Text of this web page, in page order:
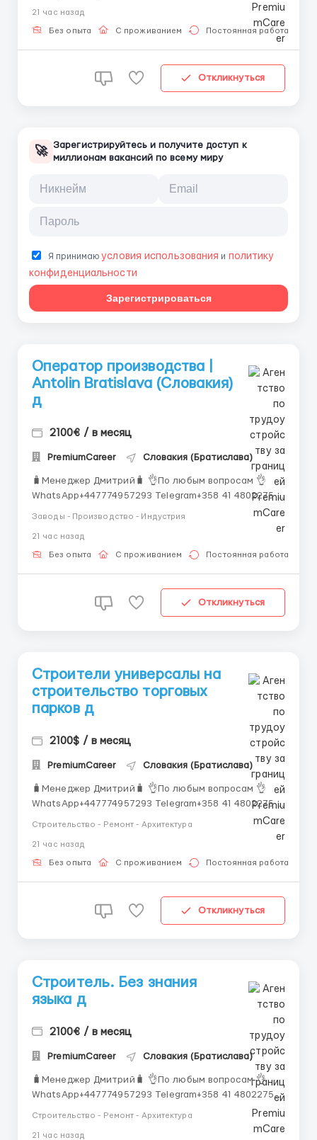
Обязанности официанта: Обслуживание гостей в
зале Приём и подача заказов Работа с кассой и
21 час назад
Без опыта С проживанием Постоянная работа
Откликнуться
🚀 Зарегистрируйтесь и получите доступ к
миллионам вакансий по всему миру
Я принимаюусловия использования и политику
конфиденциальности
Зарегистрироваться
Оператор производства |
Antolin Bratislava (Словакия)
д
2100€ / в месяц
PremiumCareer Словакия (Братислава)
🧳Менеджер Дмитрий🧳 👌По любым вопросам 👌
WhatsApp+447774957293 Telegram+358 41 4802275
Братислава, Словакия 18–50 лет (старший возраст
возможен по согласованию) Заработная плата 1 140
Заводы - Производство - Индустрия
21 час назад
Без опыта С проживанием Постоянная работа
Откликнуться
Строители универсалы на
строительство торговых
парков д
2100$ / в месяц
PremiumCareer Словакия (Братислава)
🧳Менеджер Дмитрий🧳 👌По любым вопросам 👌
WhatsApp+447774957293 Telegram+358 41 4802275
📚 Обязанности: — Бетонные работы и армирование
— Монтаж опалубки — Кладочные работы — Монтаж
конструкций и перекрытий — Подготовка объекта к
кровельным работам —...
Строительство - Ремонт - Архитектура
21 час назад
Без опыта С проживанием Постоянная работа
Откликнуться
Строитель. Без знания
языка д
2100€ / в месяц
PremiumCareer Словакия (Братислава)
🧳Менеджер Дмитрий🧳 👌По любым вопросам 👌
WhatsApp+447774957293 Telegram+358 41 4802275
Выполнение строительных работ в соответствии с
Строительство - Ремонт - Архитектура
21 час назад